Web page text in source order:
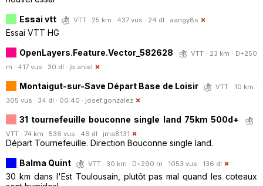
Essai vtt
VTT · 25 km · 437 vus · 24 dl · aangy8s
Essai VTT HG
OpenLayers.Feature.Vector_582628
VTT · 23 km · D+250
m · 417 vus · 30 dl · jb.aniel
Montaigut-sur-Save Départ Base de Loisir
VTT · 10 km ·
305 vus · 34 dl · 00:40 · josef.gonzalez
31 tournefeuille bouconne single land 75km 500d+
VTT · 74 km · 536 vus · 46 dl · jma8131
Départ Tournefeuille. Direction Bouconne single land.
Balma Quint
VTT · 30 km · D+290 m · 1053 vus · 136 dl
30 km dans l'Est Toulousain, plutôt pas mal quand les coteaux